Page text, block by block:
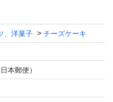
個
ップ煮ころころー♪
、洋菓子 チーズケーキ
本郵便）